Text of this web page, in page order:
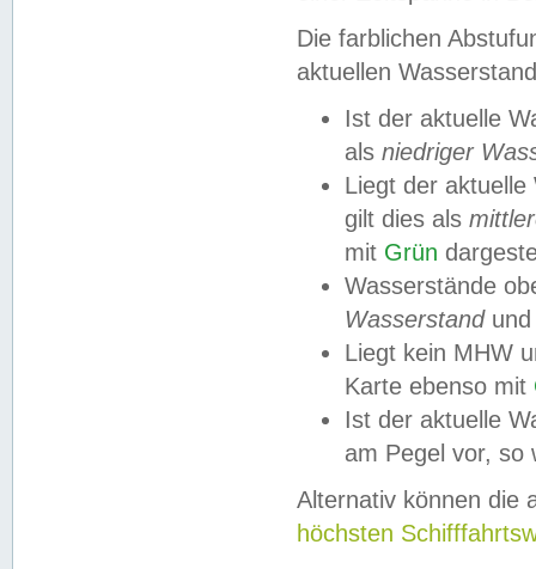
Die farblichen
aktuellen
Ist der aktuelle
als niedriger
Liegt der
gilt dies als
mit Grün
Wasserstände
Wasserstandund
Liegt kein MHW
Karte ebenso mit
Ist der aktuelle
am Pegel vor,
Alternativ können die
höchsten